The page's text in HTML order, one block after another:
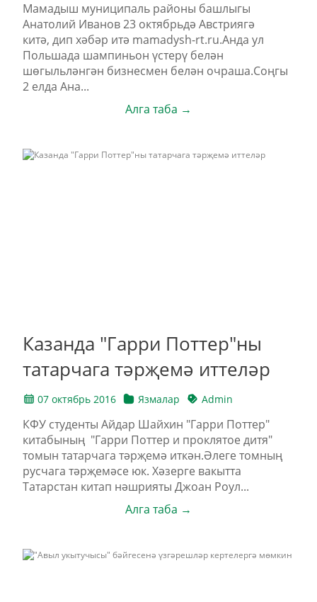
Мамадыш муниципаль районы башлыгы
Анатолий Иванов 23 октябрьдә Австриягә
китә, дип хәбәр итә mamadysh-rt.ru.Анда ул
Польшада шампиньон үстерү белән
шөгыльләнгән бизнесмен белән очраша.Соңгы
2 елда Ана...
Алга таба →
Казанда "Гарри Поттер"ны
татарчага тәрҗемә иттеләр
07 октябрь 2016 Язмалар Admin
КФУ студенты Айдар Шайхин "Гарри Поттер"
китабының "Гарри Поттер и проклятое дитя"
томын татарчага тәрҗемә иткән.Әлеге томның
русчага тәрҗемәсе юк. Хәзерге вакытта
Татарстан китап нәшрияты Джоан Роул...
Алга таба →